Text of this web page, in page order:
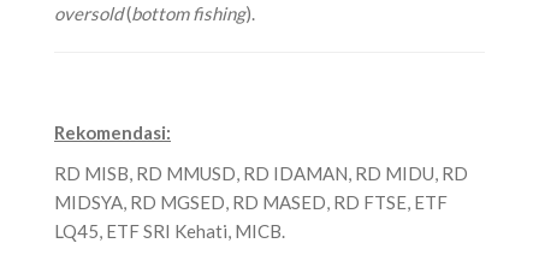
oversold(bottom fishing).
Rekomendasi:
RD MISB, RD MMUSD, RD IDAMAN, RD MIDU, RD
MIDSYA, RD MGSED, RD MASED, RD FTSE, ETF
LQ45, ETF SRI Kehati, MICB.